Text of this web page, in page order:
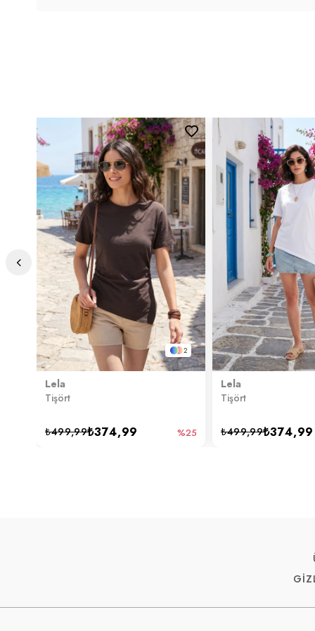
Detaylar:Fırfırlı
2DY5864500.07
2
Lela
Tişört
₺374,99
₺499,99 %25
Lela
Tişört
₺374,99
₺499,99